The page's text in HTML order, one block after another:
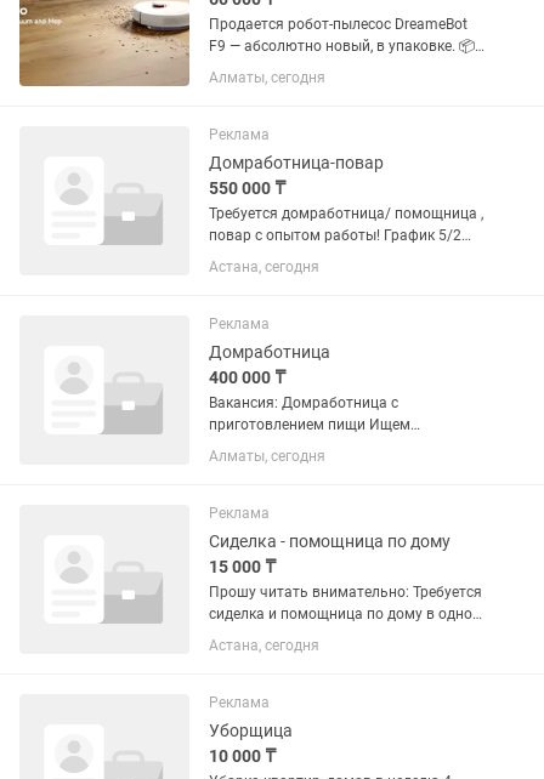
Продается робот-пылесос DreameBot
F9 — абсолютно новый, в упаковке. 📦
Состояние: новый, не использовался 🔋
Мощный аккумулятор, длительное
построение карты помещения 📱...
Алматы, сегодня
Реклама
Домработница-повар
550 000 ₸
Требуется домработница/ помощница ,
повар с опытом работы! График 5/2
или 6/1 выходной вт, пт. В день 20000
тг. Обязанности: — уборка дома (2-х
готовка домашней еды...
Астана, сегодня
Реклама
Домработница
400 000 ₸
Вакансия: Домработница с
приготовлением пищи Ищем
домработницу для постоянной работы
в семье. Обязанности: •Уборка
•Поддержание порядка в доме и в
шкафах...
Алматы, сегодня
Реклама
Сиделка - помощница по дому
15 000 ₸
Прошу читать внимательно: Требуется
сиделка и помощница по дому в одном
лице! Обязанности: уход за бабушкой-
75 лет, после инсульта (смена
прием лекарств, измерение...
Астана, сегодня
Реклама
Уборщица
10 000 ₸